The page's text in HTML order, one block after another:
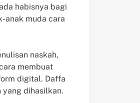
habisnya bagi
anak muda cara
naskah,
membuat
digital. Daffa
dihasilkan.